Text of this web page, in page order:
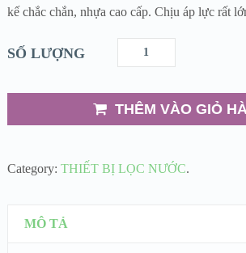
kế chắc chắn, nhựa cao cấp. Chịu áp lực rất
SỐ LƯỢNG
THÊM VÀO GIỎ
Category: THIẾT BỊ LỌC NƯỚC.
MÔ TẢ